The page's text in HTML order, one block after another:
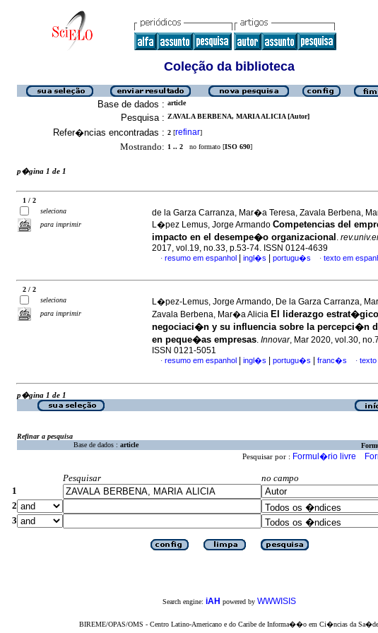
Coleção da biblioteca
Base de dados : article
Pesquisa : ZAVALA BERBENA, MARIA ALICIA [Autor]
Refer�ncias encontradas : 2 [refinar]
Mostrando: 1 .. 2 no formato [ISO 690]
p�gina 1 de 1
1 / 2
seleciona
para imprimir
de la Garza Carranza, Mar�a Teresa, Zavala Berbena,
L�pez Lemus, Jorge Armando Competencias del
impacto en el desempe�o organizacional .
2017, vol.19, no.33, p.53-74. ISSN 0124-4639
· resumo em espanhol ingl�s portugu�s · texto em
2 / 2
seleciona
para imprimir
L�pez-Lemus, Jorge Armando, De la Garza Carranza,
Zavala Berbena, Mar�a Alicia El liderazgo
negociaci�n y su influencia sobre la percepci�n
en peque�as empresas. Innovar, Mar 2020, vol.30,
ISSN 0121-5051
· resumo em espanhol ingl�s portugu�s franc�s · texto
p�gina 1 de 1
Refinar a pesquisa
Base de dados : article
Pesquisar por : Formul�rio livre
Pesquisar
no campo
1
2
3
Search engine: iAH powered by WWWISIS
BIREME/OPAS/OMS - Centro Latino-Americano e do Caribe de Informa��o em Ci�ncias da Sa�de